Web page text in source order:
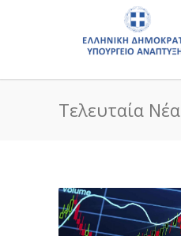
Τελευταία Νέα